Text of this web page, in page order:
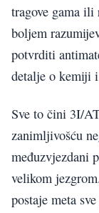
tragove gama ili
boljem
potvrditi
detalje o kemiji
Sve to čini 3I/
zanimljivošću
međuzvjezdani
velikom
postaje meta